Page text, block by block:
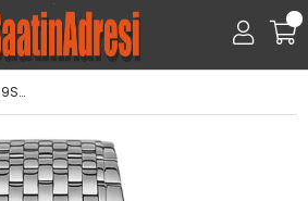
0
Hislon CL119S-04SS Erkek Kol Saati